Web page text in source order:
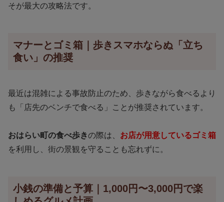
そが最大の攻略法です。
マナーとゴミ箱｜歩きスマホならぬ「立ち
食い」の推奨
最近は混雑による事故防止のため、歩きながら食べるより
も「店先のベンチで食べる」ことが推奨されています。
おはらい町の食べ歩きの際は、 お店が用意しているゴミ箱
を利用し、街の景観を守ることも忘れずに。
小銭の準備と予算｜1,000円〜3,000円で楽